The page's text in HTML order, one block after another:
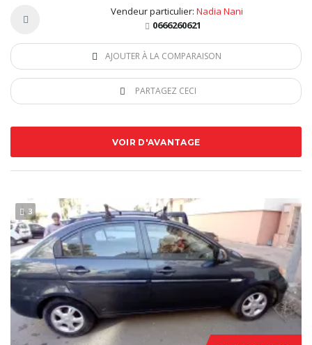
Vendeur particulier: Nadia Nani
0666260621
AJOUTER À LA COMPARAISON
PARTAGEZ CECI
VOIR D'AVANTAGE
3